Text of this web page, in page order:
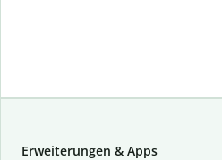
Erweiterungen & Apps